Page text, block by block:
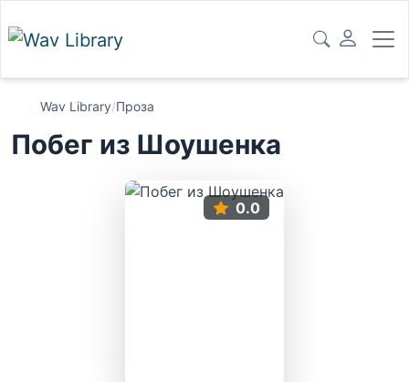
Wav Library/Проза
Побег из Шоушенка
0.0